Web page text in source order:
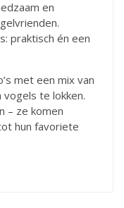
en
praktisch én een
met een mix van
te lokken.
– ze komen
hun favoriete